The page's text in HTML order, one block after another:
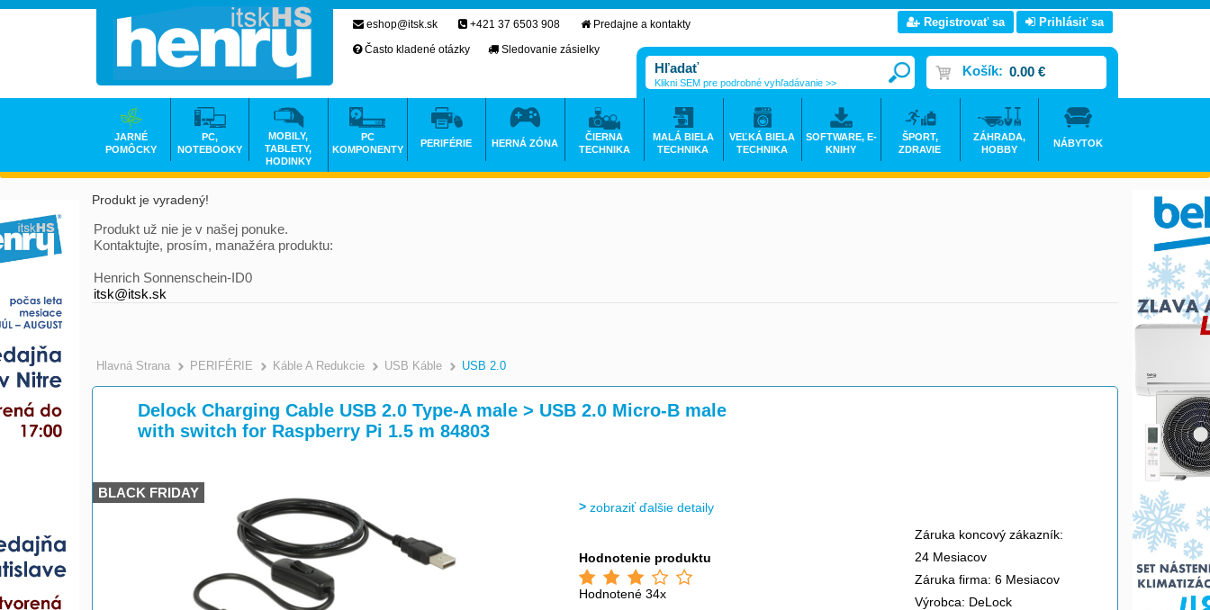
Produkt je vyradený!
Produkt už nie je v našej ponuke.
Kontaktujte, prosím, manažéra produktu:
Henrich Sonnenschein-ID0
itsk@itsk.sk
Hlavná Strana >
PERIFÉRIE >
Káble A Redukcie >
USB Káble >
USB 2.0
Delock Charging Cable USB 2.0 Type-A male > USB 2.0 Micro-B male
with switch for Raspberry Pi 1.5 m 84803
BLACK FRIDAY
zobraziť ďalšie detaily
Hodnotenie produktu
Hodnotené 34x
Záruka koncový zákazník:
24 Mesiacov
Záruka firma: 6 Mesiacov
Výrobca: DeLock
eshop@itsk.sk +421 37 6503 908
Predajne a kontakty
Často kladené otázky
Sledovanie zásielky
Registrovať sa Prihlásiť sa
Košík: 0.00 €
Klikni SEM pre podrobné vyhľadávanie >>
JARNÉ
POMÔCKY
PC,
NOTEBOOKY
MOBILY,
TABLETY,
HODINKY
PC
KOMPONENTY
PERIFÉRIE HERNÁ ZÓNA
ČIERNA
TECHNIKA
MALÁ BIELA
TECHNIKA
VEĽKÁ BIELA
TECHNIKA
SOFTWARE, E-
KNIHY
ŠPORT,
ZDRAVIE
ZÁHRADA,
HOBBY
NÁBYTOK